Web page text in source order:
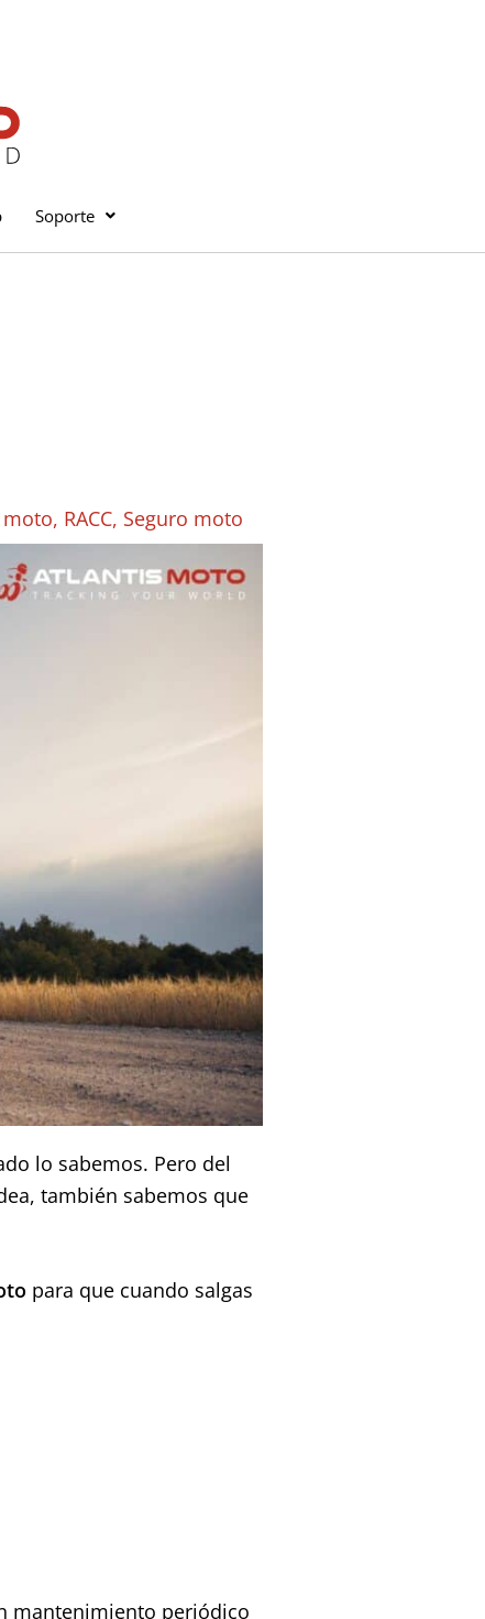
Soporte
moto, RACC, Seguro moto
lo sabemos. Pero del
también sabemos que
para que cuando salgas
mantenimiento periódico